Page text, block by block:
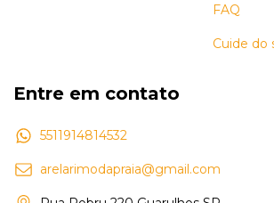
FAQ
Cuide do
Entre em contato
5511914814532
arelarimodapraia@gmail.com